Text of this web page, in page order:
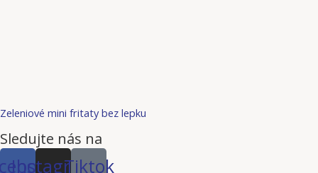
Zeleniové mini fritaty bez lepku
Sledujte nás na
Instagram
Tiktok